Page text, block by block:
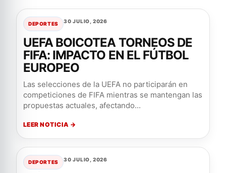
DEPORTES 30 JULIO, 2026
UEFA BOICOTEA TORNEOS DE
FIFA: IMPACTO EN EL FÚTBOL
EUROPEO
Las selecciones de la UEFA no participarán en
competiciones de FIFA mientras se mantengan las
propuestas actuales, afectando...
LEER NOTICIA →
DEPORTES 30 JULIO, 2026